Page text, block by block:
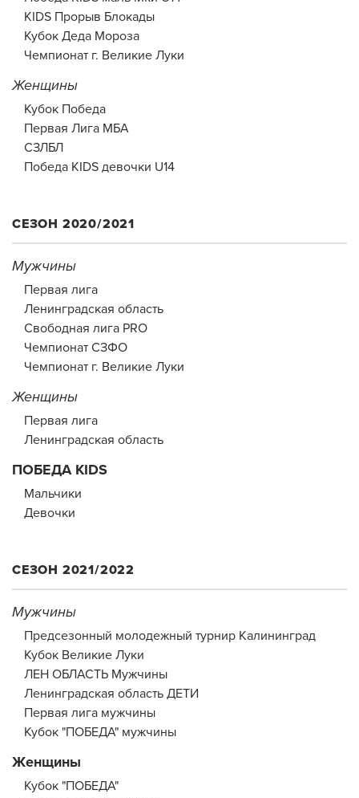
KIDS Прорыв Блокады
Кубок Деда Мороза
Чемпионат г. Великие Луки
Женщины
Кубок Победа
Первая Лига МБА
СЗЛБЛ
Победа KIDS девочки U14
СЕЗОН 2020/2021
Мужчины
Первая лига
Ленинградская область
Свободная лига PRO
Чемпионат СЗФО
Чемпионат г. Великие Луки
Женщины
Первая лига
Ленинградская область
ПОБЕДА KIDS
Мальчики
Девочки
СЕЗОН 2021/2022
Мужчины
Предсезонный молодежный турнир Калининград
Кубок Великие Луки
ЛЕН ОБЛАСТЬ Мужчины
Ленинградская область ДЕТИ
Первая лига мужчины
Кубок "ПОБЕДА" мужчины
Женщины
Кубок "ПОБЕДА"